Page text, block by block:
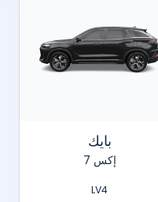
بايك
إكس 7
LV4